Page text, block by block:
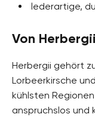
lederartige,
Von Herbergii
Herbergii gehört
Lorbeerkirsche
kühlsten
anspruchslos und